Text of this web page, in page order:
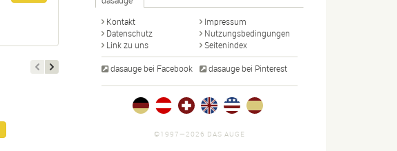
Kontakt
Impressum
Datenschutz
Nutzungsbedingungen
Link zu uns
Seitenindex
dasauge bei Facebook dasauge bei Pinterest
©1997—2026 DAS AUGE